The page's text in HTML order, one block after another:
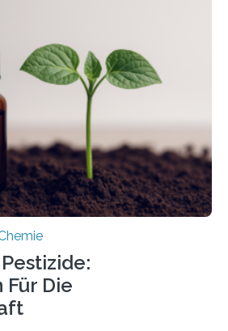
und hat sich in
erhalten. Es konnte als neue
beschrieben werden und trägt
primaevus. Dieser erste
Stechmückenlarve in Bernstein
ersten Fossilfund einer
Mesozoikum dar, denn…
Die